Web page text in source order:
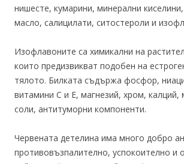
нишесте, кумарини, минерални
масло, салицилати, ситостероли и
Изофлавоните са химикални на
които предизвикват подобен на
тялото. Билката съдържа фосфор,
витамини С и Е, магнезий, хром, калций,
соли, антитуморни компоненти.
Червената детелина има много добро
противовъзпалително, успокоително и